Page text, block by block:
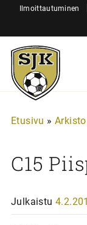
SiirryIlmoittautuminen
Sjk-
Juniorit
Etusivu » Arkisto
C15
Julkaistu